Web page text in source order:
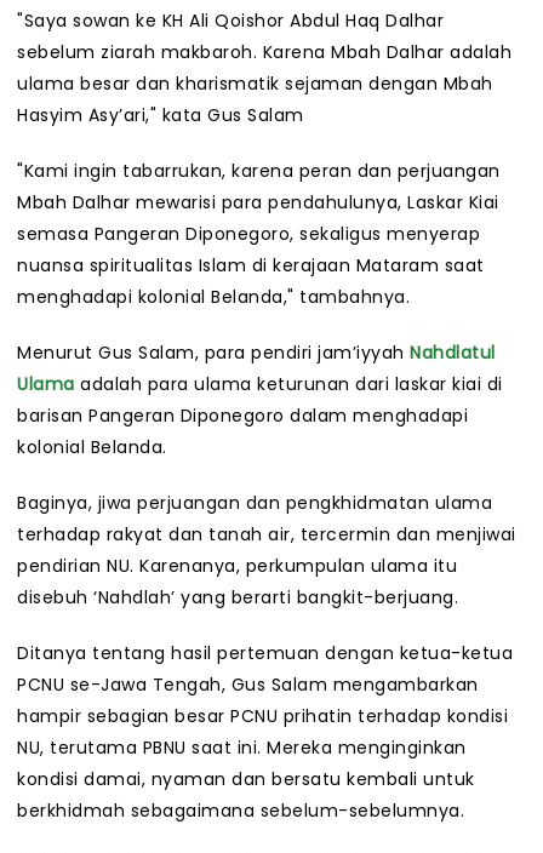
"Saya sowan ke KH Ali Qoishor Abdul Haq Dalhar
sebelum ziarah makbaroh. Karena Mbah Dalhar adalah
ulama besar dan kharismatik sejaman dengan Mbah
Hasyim Asy’ari," kata Gus Salam
"Kami ingin tabarrukan, karena peran dan perjuangan
Mbah Dalhar mewarisi para pendahulunya, Laskar Kiai
semasa Pangeran Diponegoro, sekaligus menyerap
nuansa spiritualitas Islam di kerajaan Mataram saat
menghadapi kolonial Belanda," tambahnya.
Menurut Gus Salam, para pendiri jam’iyyah Nahdlatul
Ulama adalah para ulama keturunan dari laskar kiai di
barisan Pangeran Diponegoro dalam menghadapi
kolonial Belanda.
Baginya, jiwa perjuangan dan pengkhidmatan ulama
terhadap rakyat dan tanah air, tercermin dan menjiwai
pendirian NU. Karenanya, perkumpulan ulama itu
disebuh ‘Nahdlah’ yang berarti bangkit-berjuang.
Ditanya tentang hasil pertemuan dengan ketua-ketua
PCNU se-Jawa Tengah, Gus Salam mengambarkan
hampir sebagian besar PCNU prihatin terhadap kondisi
NU, terutama PBNU saat ini. Mereka menginginkan
kondisi damai, nyaman dan bersatu kembali untuk
berkhidmah sebagaimana sebelum-sebelumnya.